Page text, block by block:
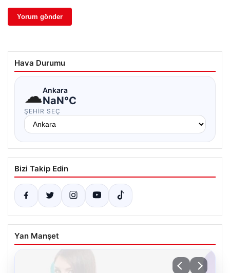
Hava Durumu
☁Ankara
NaN°C
ŞEHIR SEÇ
Bizi Takip Edin
Yan Manşet